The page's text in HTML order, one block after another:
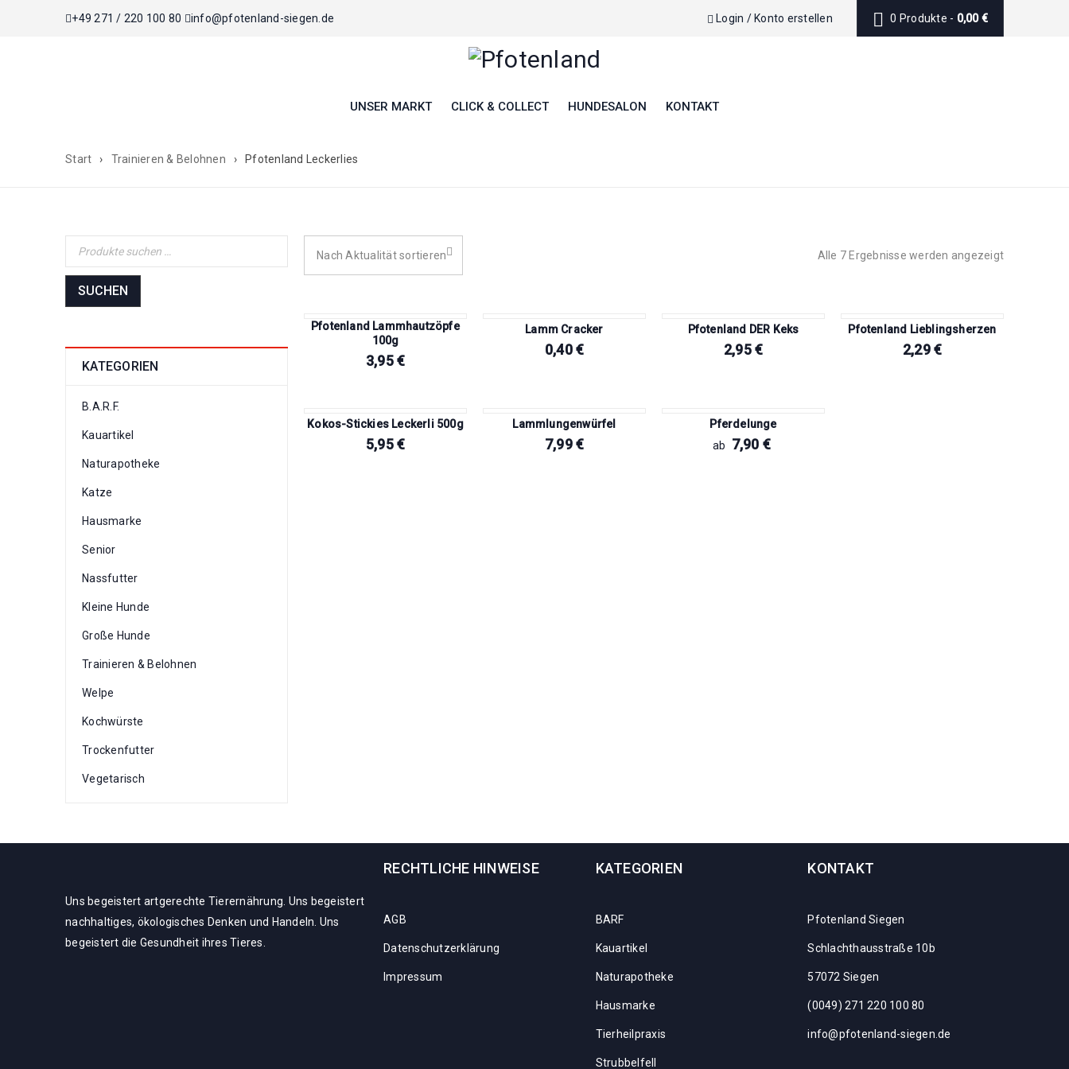
+49 271 / 220 100 80 info@pfotenland-siegen.de 0 Produkte - 0,00€
Login / Konto erstellen
UNSER MARKT CLICK & COLLECT HUNDESALON KONTAKT
Start › Trainieren & Belohnen › Pfotenland Leckerlies
SUCHEN
KATEGORIEN
B.A.R.F.
Kauartikel
Naturapotheke
Katze
Hausmarke
Senior
Nassfutter
Kleine Hunde
Große Hunde
Trainieren & Belohnen
Welpe
Kochwürste
Trockenfutter
Vegetarisch
Alle 7 Ergebnisse werden angezeigt
Nach Aktualität sortieren
Pfotenland Lammhautzöpfe
100g
3,95€
Lamm Cracker
0,40€
Pfotenland DER Keks
2,95€
Pfotenland Lieblingsherzen
2,29€
Kokos-Stickies Leckerli 500g
5,95€
Lammlungenwürfel
7,99€
Pferdelunge
ab
7,90 €
Uns begeistert artgerechte Tierernährung. Uns begeistert
nachhaltiges, ökologisches Denken und Handeln. Uns
begeistert die Gesundheit ihres Tieres.
RECHTLICHE HINWEISE
AGB
Datenschutzerklärung
Impressum
KATEGORIEN
BARF
Kauartikel
Naturapotheke
Hausmarke
Tierheilpraxis
Strubbelfell
KONTAKT
Pfotenland Siegen
Schlachthausstraße 10b
57072 Siegen
(0049) 271 220 100 80
info@pfotenland-siegen.de